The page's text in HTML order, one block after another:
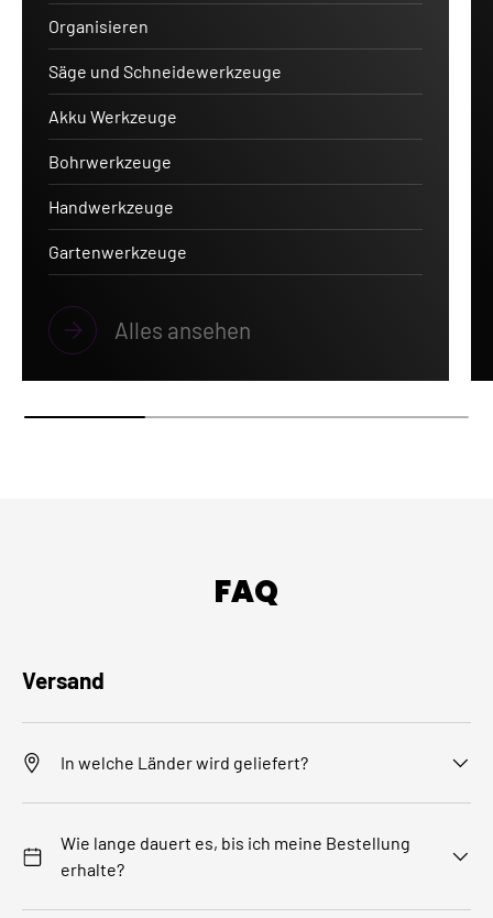
Organisieren
Säge und Schneidewerkzeuge
Akku Werkzeuge
Bohrwerkzeuge
Handwerkzeuge
Gartenwerkzeuge
Alles ansehen
FAQ
Versand
In welche Länder wird geliefert?
Wie lange dauert es, bis ich meine Bestellung
erhalte?